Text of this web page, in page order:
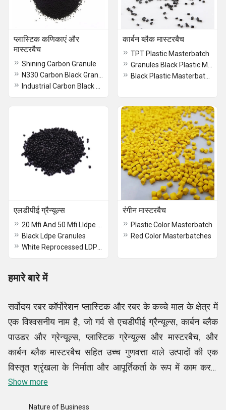
प्लास्टिक कणिकाएं और
मास्टरबैच
Shining Carbon Granule
कार्बन ब्लैक मास्टरबैच
TPT Plastic Masterbatch
एलडीपीई ग्रैन्यूल्स
Black Ldpe Granules
रंगीन मास्टरबैच
Plastic Color Masterbatch
Red Color Masterbatches
हमारे बारे में
सर्वोदय रबर कॉर्पोरेशन प्लास्टिक और रबर के कच्चे माल के क्षेत्र में
एक विश्वसनीय नाम है, जो गर्व से एचडीपीई ग्रैन्यूल्स, कार्बन ब्लैक
पाउडर और ग्रेन्यूल्स, प्लास्टिक ग्रेन्यूल्स और मास्टरबैच, और
कार्बन ब्लैक मास्टरबैच सहित उच्च गुणवत्ता वाले उत्पादों की एक
विस्तृत श्रृंखला के निर्माता और आपूर्तिकर्ता के रूप में काम करता
है। भारत में स्थित, हमारी कंपनी ने प्लास्टिक मोल्डिंग, पैकेजिंग,
Show more
Nature of Business